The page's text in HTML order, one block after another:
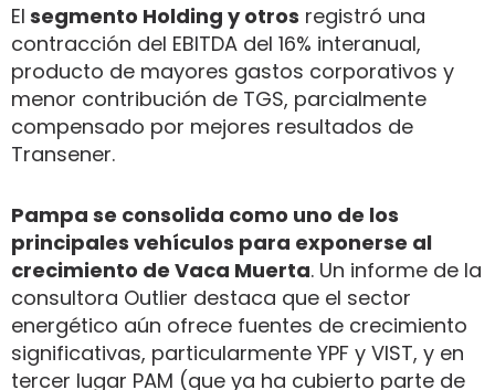
El segmento Holding y otros registró una
contracción del EBITDA del 16% interanual,
producto de mayores gastos corporativos y
menor contribución de TGS, parcialmente
compensado por mejores resultados de
Transener.
Pampa se consolida como uno de los
principales vehículos para exponerse al
crecimiento de Vaca Muerta. Un informe de la
consultora Outlier destaca que el sector
energético aún ofrece fuentes de crecimiento
significativas, particularmente YPF y VIST, y en
tercer lugar PAM (que ya ha cubierto parte de